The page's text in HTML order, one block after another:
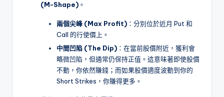
(M-Shape) 。
兩個尖峰 (Max Profit) ：分別位於近月 Put 和
Call 的行使價上。
中間凹陷 (The Dip) ：在當前股價附近，獲利會
略微凹陷，但通常仍保持正值。這意味著即使股價
不動，你依然賺錢；而如果股價適度波動到你的
Short Strikes，你賺得更多。